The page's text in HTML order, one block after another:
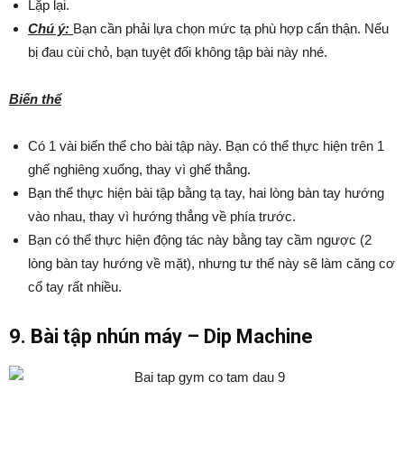
Lặp lại.
Chú ý: Bạn cần phải lựa chọn mức tạ phù hợp cẩn thận. Nếu
bị đau cùi chỏ, bạn tuyệt đối không tập bài này nhé.
Biến thể
Có 1 vài biến thể cho bài tập này. Bạn có thể thực hiện trên 1
ghế nghiêng xuống, thay vì ghế thẳng.
Bạn thể thực hiện bài tập bằng tạ tay, hai lòng bàn tay hướng
vào nhau, thay vì hướng thẳng về phía trước.
Bạn có thể thực hiện động tác này bằng tay cầm ngược (2
lòng bàn tay hướng về mặt), nhưng tư thế này sẽ làm căng cơ
cổ tay rất nhiều.
9. Bài tập nhún máy – Dip Machine